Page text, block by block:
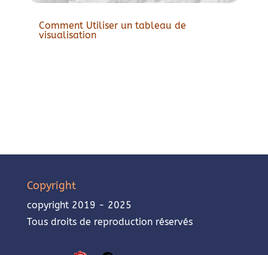
Comment Utiliser un tableau de
visualisation
Copyright
copyright 2019 - 2025
Tous droits de reproduction réservés